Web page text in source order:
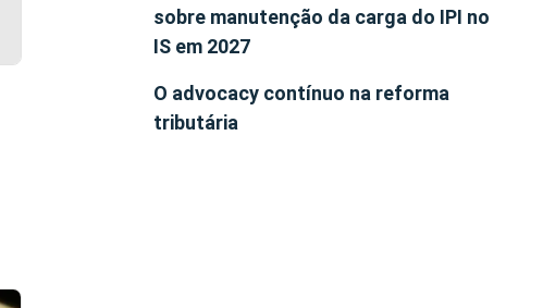
sobre manutenção da carga do IPI no
IS em 2027
O advocacy contínuo na reforma
tributária